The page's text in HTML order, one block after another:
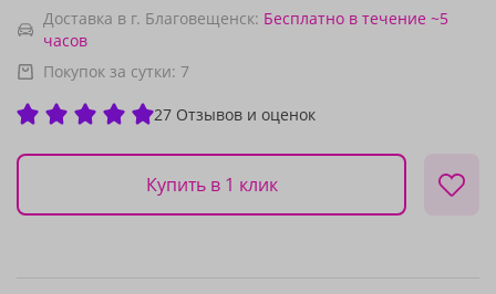
Доставка в г. Благовещенск: Бесплатно в течение ~5
часов
Покупок за сутки: 7
27 Отзывов и оценок
Купить в 1 клик